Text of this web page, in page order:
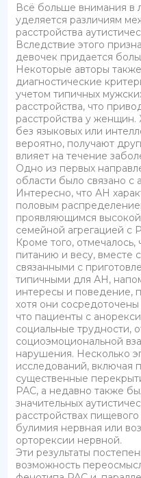
Всё больше внимания в
уделяется различиям
расстройства
Вследствие этого
девочек придается
Некоторые авторы
диагностические
учетом типичных
расстройства, что
расстройства у
без языковых или
вероятно, получают
влияет на течение
Одно из первых
области было связано с
Интересно, что АН
половым
проявляющимся
семейной агрегацией с
Кроме того, отмечалось,
питанию и весу, вместе
связанными с
типичными для АН,
интересы и поведение,
хотя они
что пациенты с
социальные трудности,
социоэмоциональной
нарушения. Несколько
исследований, включая
существенные
РАС, а недавно также
значительных
расстройствах
булимия нервная или
орторексии нервной.
Эти результаты
возможность